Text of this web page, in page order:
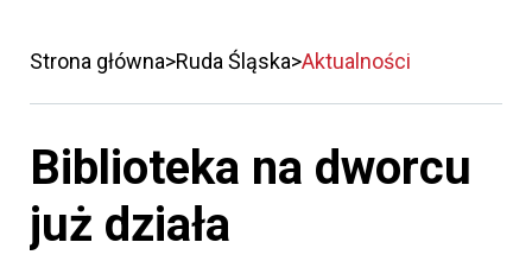
Strona główna Ruda Śląska Aktualności
Biblioteka na dworcu
już działa